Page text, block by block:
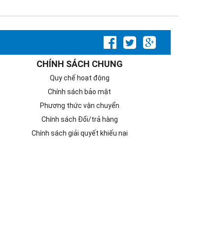
CHÍNH SÁCH CHUNG
Quy chế hoạt động
Chính sách bảo mật
Phương thức vận chuyển
Chính sách Đổi/trả hàng
Chính sách giải quyết khiếu nại